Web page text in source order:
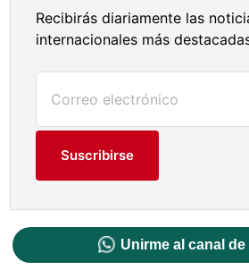
Recibirás diariamente las
internacionales más
Suscribirse
Unirme al canal